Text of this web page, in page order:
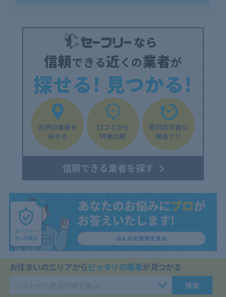
信頼できる近くの業者が
探せる! 見つかる!
近所の業者を
探せる
口コミから
評価比較
即対応可能な
業者アリ
信頼できる業者を探す
お住まいのエリアから ピッタリの業者が見つかる
検索
セーフリー
安心の理由